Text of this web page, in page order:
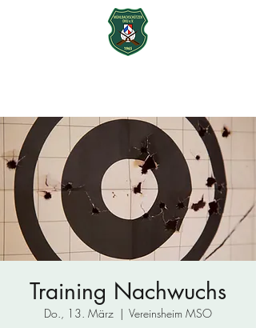
Training Nachwuchs
Do., 13. März
  |
Vereinsheim MSO